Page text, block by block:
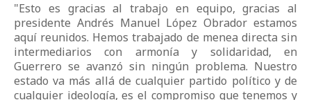
"Esto es gracias al trabajo en equipo, gracias al
presidente Andrés Manuel López Obrador estamos
aquí reunidos. Hemos trabajado de menea directa sin
intermediarios con armonía y solidaridad, en
Guerrero se avanzó sin ningún problema. Nuestro
estado va más allá de cualquier partido político y de
cualquier ideología, es el compromiso que tenemos y